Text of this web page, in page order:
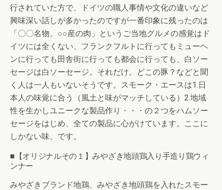
行されていた方で、ドイツの職人事情や文化の違いなど
興味深い話しが多かったのですが一番印象に残ったのは
「〇〇名物、○○産の肉」というご当地グルメの感覚はド
イツには全くない、フランクフルトに行ってもミューヘ
ンに行っても田舎街に行っても都会に行っても、白ソー
セージは白ソーセージ。それだけ。どこの豚？などと聞
く人は一人もいないそうです。スモーク・エースは1.日
本人の味覚に合う（風土と味がマッチしている）2.地域
性を生かしユニークな製品作り・・・の２つをハムソー
セージをはじめ、全ての製品に心がけています。ここに
しかない味、です。
■【オリジナルその１】みやざき地頭鶏入り手造り鶏ウィ
ンナー
みやざきブランド地鶏、みやざき地頭鶏を入れたスモー